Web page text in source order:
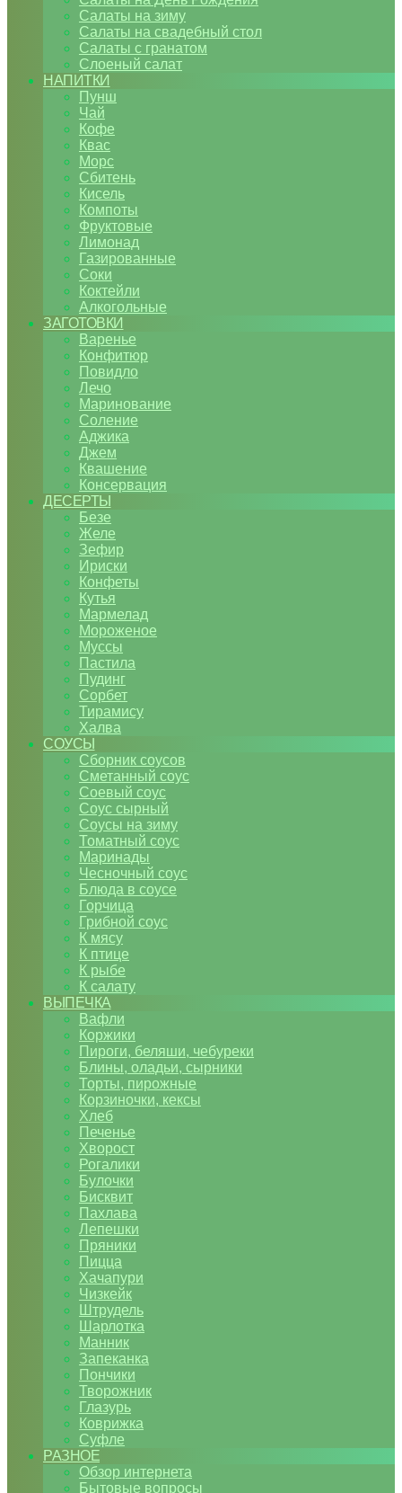
Салаты на зиму
Салаты на свадебный стол
Салаты с гранатом
Слоеный салат
НАПИТКИ
Пунш
Чай
Кофе
Квас
Морс
Сбитень
Кисель
Компоты
Фруктовые
Лимонад
Газированные
Соки
Коктейли
Алкогольные
ЗАГОТОВКИ
Варенье
Конфитюр
Повидло
Лечо
Маринование
Соление
Аджика
Джем
Квашение
Консервация
ДЕСЕРТЫ
Безе
Желе
Зефир
Ириски
Конфеты
Кутья
Мармелад
Мороженое
Муссы
Пастила
Пудинг
Сорбет
Тирамису
Халва
СОУСЫ
Сборник соусов
Сметанный соус
Соевый соус
Соус сырный
Соусы на зиму
Томатный соус
Маринады
Чесночный соус
Блюда в соусе
Горчица
Грибной соус
К мясу
К птице
К рыбе
К салату
ВЫПЕЧКА
Вафли
Коржики
Пироги, беляши, чебуреки
Блины, оладьи, сырники
Торты, пирожные
Корзиночки, кексы
Хлеб
Печенье
Хворост
Рогалики
Булочки
Бисквит
Пахлава
Лепешки
Пряники
Пицца
Хачапури
Чизкейк
Штрудель
Шарлотка
Манник
Запеканка
Пончики
Творожник
Глазурь
Коврижка
Суфле
РАЗНОЕ
Обзор интернета
Бытовые вопросы